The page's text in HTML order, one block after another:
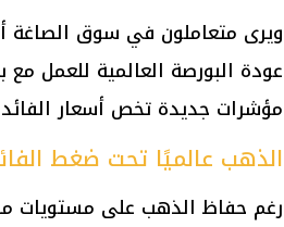
ويرى متعاملون في سوق الصاغة
عودة البورصة العالمية للعمل
مؤشرات جديدة تخص أسعار
الذهب عالميًا تحت ضغط
رغم حفاظ الذهب على مستويات